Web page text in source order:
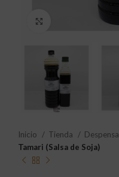
Click to enlarge
Inicio Tienda Despensa
Tamari (Salsa de Soja)